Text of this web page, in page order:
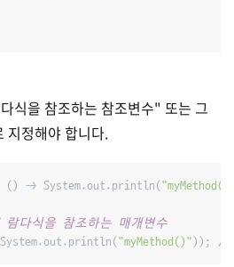
식을 참조하는 참조변수" 또는 그
지정해야 합니다.
() -> System.out.println(
다식을 참조하는 매개변수
"myMethod()" )); //